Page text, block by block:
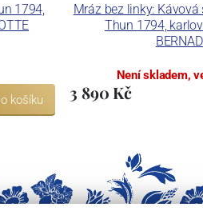
1794,
košíku
Mráz bez linky: Kávová
Thun 1794,
Není skladem,
3 890 Kč